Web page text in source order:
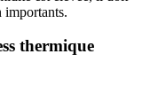
importants.
thermique